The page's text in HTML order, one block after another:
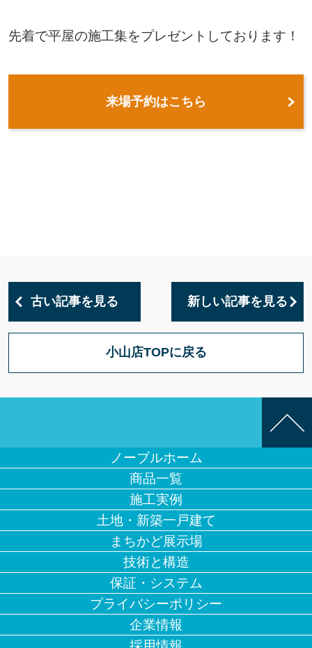
先着で平屋の施工集をプレゼントしております！
来場予約はこちら
古い記事を見る 新しい記事を見る
小山店TOPに戻る
ノーブルホーム
商品一覧
施工実例
土地・新築一戸建て
まちかど展示場
技術と構造
保証・システム
プライバシーポリシー
企業情報